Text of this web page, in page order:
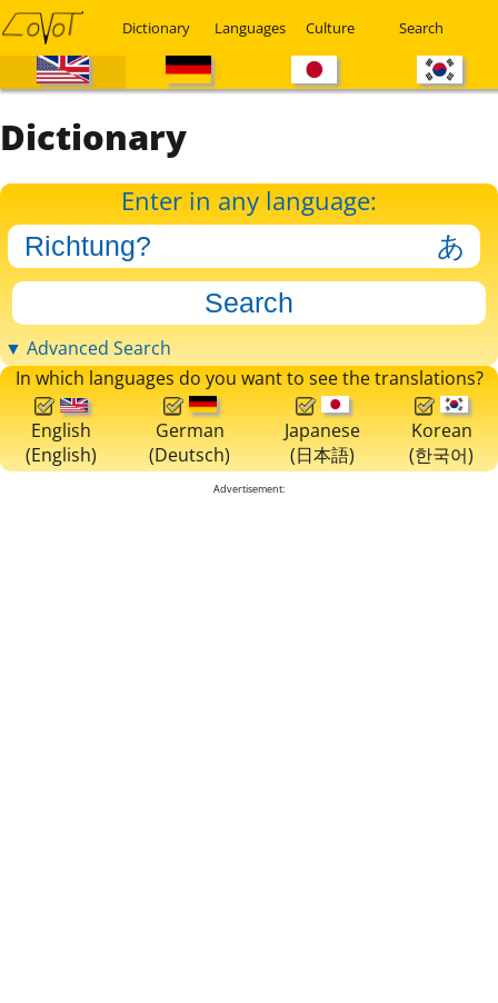
Dictionary Languages Culture Search
Dictionary
Enter in any language:
▼ Advanced Search
In which languages do you want to see the translations?
English
(English)
German
(Deutsch)
Japanese
(日本語)
Korean
(한국어)
Advertisement: